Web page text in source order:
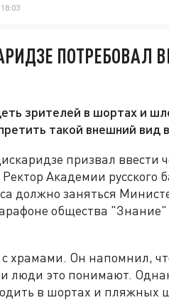
ПОТРЕБОВАЛ
зрителей в шортах и
такой внешний вид
призвал ввести
Академии русского
должно заняться
общества
храмами. Он напомнил,
люди это понимают.
в шортах и пляжных